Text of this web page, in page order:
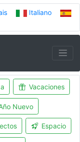
Italiano
Vacaciones
Nuevo
Espacio